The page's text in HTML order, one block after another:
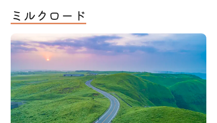
ミルクロード